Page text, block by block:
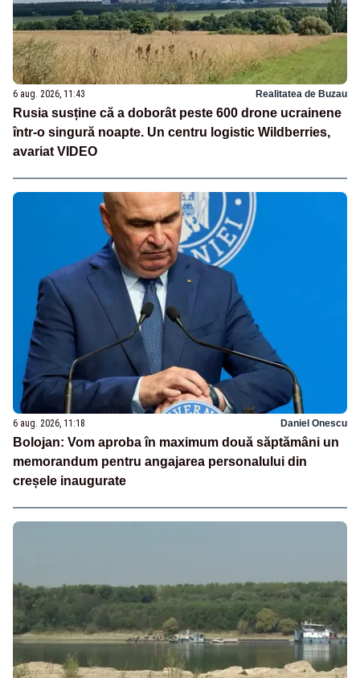
6 aug. 2026, 11:43 Realitatea de Buzau
Rusia susține că a doborât peste 600 drone ucrainene
într-o singură noapte. Un centru logistic Wildberries,
avariat VIDEO
6 aug. 2026, 11:18 Daniel Onescu
Bolojan: Vom aproba în maximum două săptămâni un
memorandum pentru angajarea personalului din
creșele inaugurate